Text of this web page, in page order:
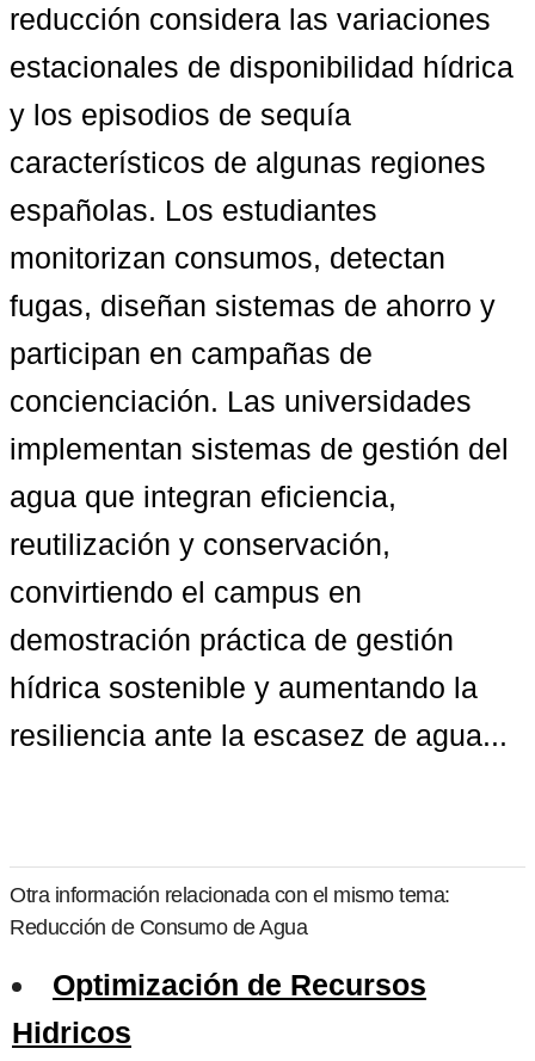
reducción considera las variaciones
estacionales de disponibilidad hídrica
y los episodios de sequía
característicos de algunas regiones
españolas. Los estudiantes
monitorizan consumos, detectan
fugas, diseñan sistemas de ahorro y
participan en campañas de
concienciación. Las universidades
implementan sistemas de gestión del
agua que integran eficiencia,
reutilización y conservación,
convirtiendo el campus en
demostración práctica de gestión
hídrica sostenible y aumentando la
resiliencia ante la escasez de agua...
Otra información relacionada con el mismo tema:
Reducción de Consumo de Agua
Optimización de Recursos
Hidricos